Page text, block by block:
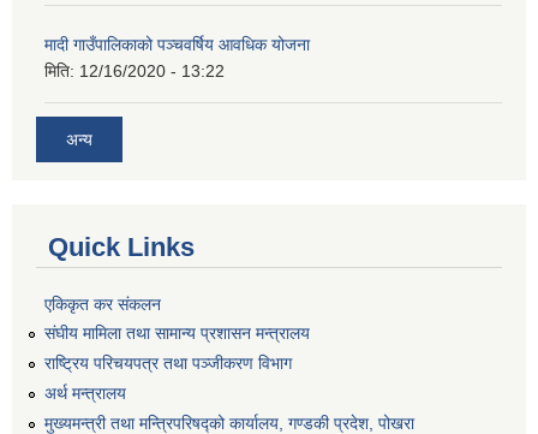
मादी गाउँपालिकाको पञ्चवर्षिय आवधिक योजना
मिति: 12/16/2020 - 13:22
अन्य
Quick Links
एकिकृत कर संकलन
संघीय मामिला तथा सामान्य प्रशासन मन्त्रालय
राष्ट्रिय परिचयपत्र तथा पञ्जीकरण विभाग
अर्थ मन्त्रालय
मुख्यमन्त्री तथा मन्त्रिपरिषद्को कार्यालय, गण्डकी प्रदेश, पोखरा